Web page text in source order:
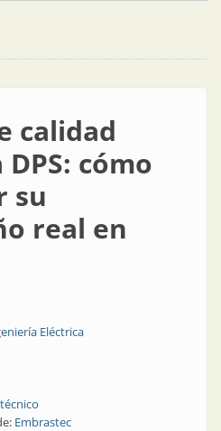
calidad
cómo
su
real en
Eléctrica
Embrastec